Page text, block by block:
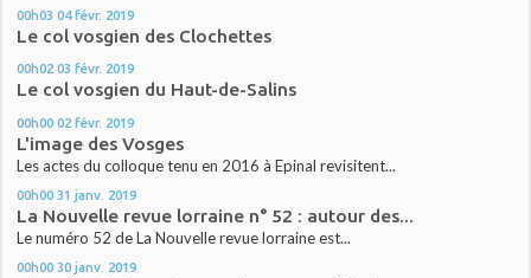
00h03 04 févr. 2019
Le col vosgien des Clochettes
00h02 03 févr. 2019
Le col vosgien du Haut-de-Salins
00h00 02 févr. 2019
L'image des Vosges
Les actes du colloque tenu en 2016 à Epinal revisitent...
00h00 31 janv. 2019
La Nouvelle revue lorraine n° 52 : autour des...
Le numéro 52 de La Nouvelle revue lorraine est...
00h00 30 janv. 2019